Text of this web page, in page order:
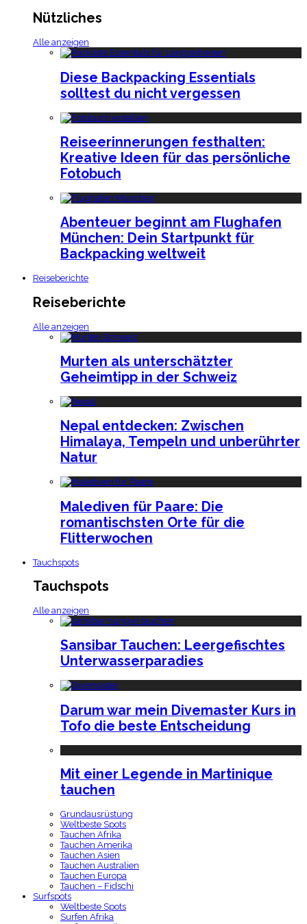
Nützliches
Alle anzeigen
Diese Backpacking Essentials
solltest du nicht vergessen
Reiseerinnerungen festhalten:
Kreative Ideen für das persönliche
Fotobuch
Abenteuer beginnt am Flughafen
München: Dein Startpunkt für
Backpacking weltweit
Reiseberichte
Reiseberichte
Alle anzeigen
Murten als unterschätzter
Geheimtipp in der Schweiz
Nepal entdecken: Zwischen
Himalaya, Tempeln und unberührter
Natur
Malediven für Paare: Die
romantischsten Orte für die
Flitterwochen
Tauchspots
Tauchspots
Alle anzeigen
Sansibar Tauchen: Leergefischtes
Unterwasserparadies
Darum war mein Divemaster Kurs in
Tofo die beste Entscheidung
Mit einer Legende in Martinique
tauchen
Grundausrüstung
Weltbeste Spots
Tauchen Afrika
Tauchen Amerika
Tauchen Asien
Tauchen Australien
Tauchen Europa
Tauchen – Fidschi
Surfspots
Weltbeste Spots
Surfen Afrika